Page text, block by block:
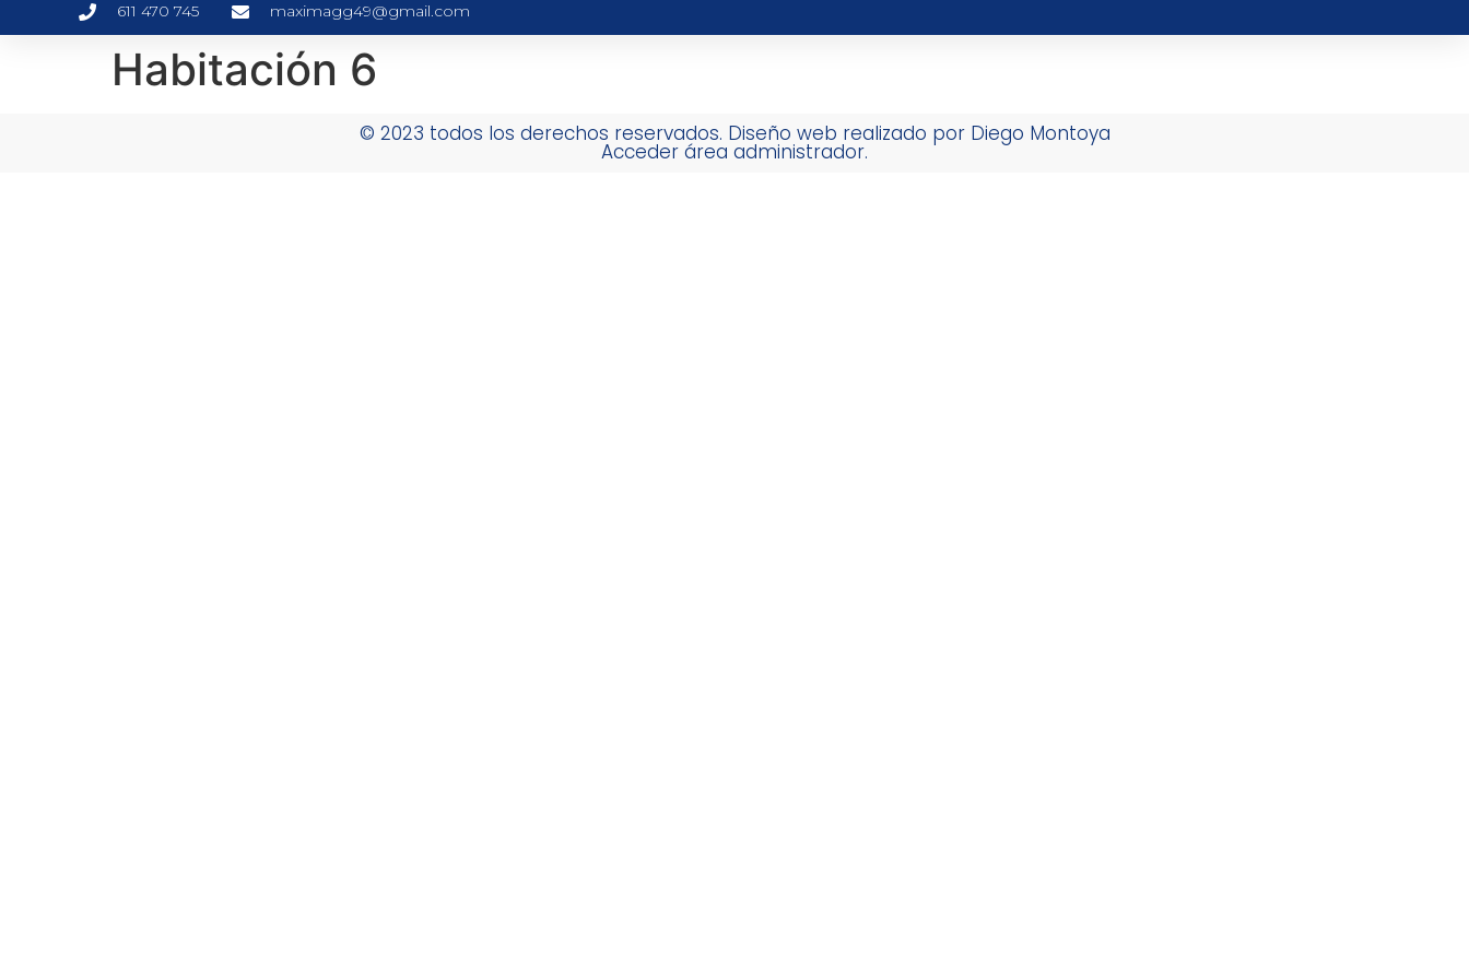
611 470 745 maximagg49@gmail.com
Habitación 6
© 2023 todos los derechos reservados. Diseño web realizado por Diego Montoya
Acceder área administrador.